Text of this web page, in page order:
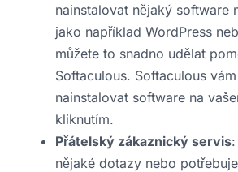
nainstalovat nějaký software
jako například WordPress
můžete to snadno udělat
Softaculous. Softaculous
nainstalovat software na
kliknutím.
Přátelský zákaznický servis
nějaké dotazy nebo